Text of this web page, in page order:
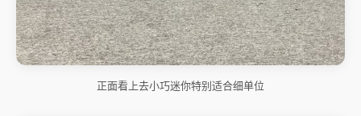
正面看上去小巧迷你特别适合细单位